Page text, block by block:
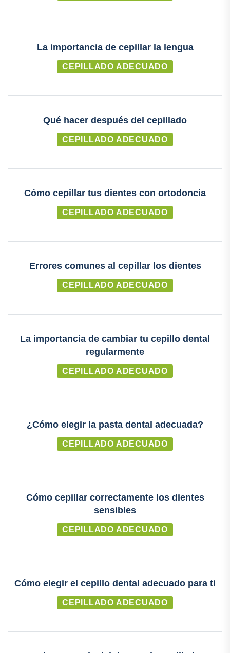
La importancia de cepillar la lengua
CEPILLADO ADECUADO
Qué hacer después del cepillado
CEPILLADO ADECUADO
Cómo cepillar tus dientes con ortodoncia
CEPILLADO ADECUADO
Errores comunes al cepillar los dientes
CEPILLADO ADECUADO
La importancia de cambiar tu cepillo dental
regularmente
CEPILLADO ADECUADO
¿Cómo elegir la pasta dental adecuada?
CEPILLADO ADECUADO
Cómo cepillar correctamente los dientes
sensibles
CEPILLADO ADECUADO
Cómo elegir el cepillo dental adecuado para ti
CEPILLADO ADECUADO